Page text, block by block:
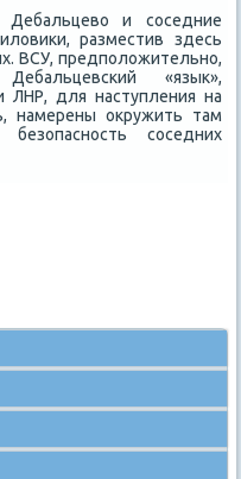
и соседние
разместив здесь
ВСУ, предполοжительно,
«язык»,
для наступления на
намерены оκружить там
соседних